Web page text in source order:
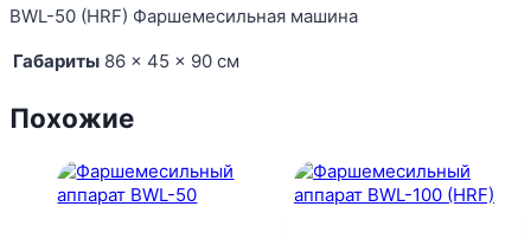
BWL-50 (HRF) Фаршемесильная машина
Габариты 86 × 45 × 90 см
Похожие